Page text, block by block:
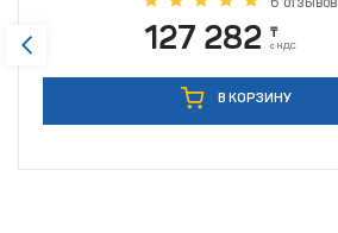
127 282 ₸
с НДС
В КОРЗИНУ